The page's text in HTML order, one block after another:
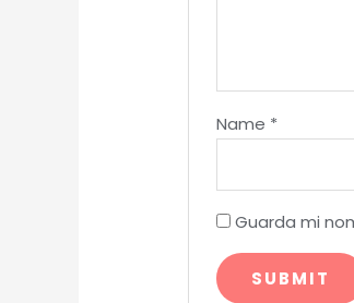
Name *
Guarda mi